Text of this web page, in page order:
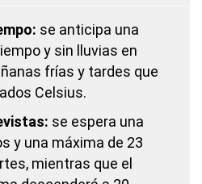
se anticipa una
y sin lluvias en
frías y tardes que
Celsius.
se espera una
y una máxima de 23
mientras que el